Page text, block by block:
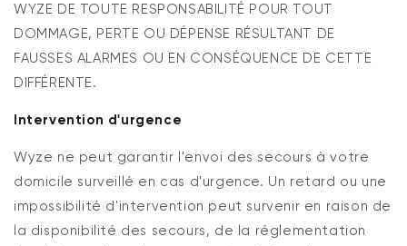
WYZE DE TOUTE RESPONSABILITÉ POUR TOUT
DOMMAGE, PERTE OU DÉPENSE RÉSULTANT DE
FAUSSES ALARMES OU EN CONSÉQUENCE DE CETTE
DIFFÉRENTE.
Intervention d'urgence
Wyze ne peut garantir l'envoi des secours à votre
domicile surveillé en cas d'urgence. Un retard ou une
impossibilité d'intervention peut survenir en raison de
la disponibilité des secours, de la réglementation